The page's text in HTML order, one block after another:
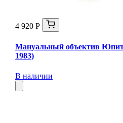
4 920 Р
Мануальный объектив
1983)
В наличии